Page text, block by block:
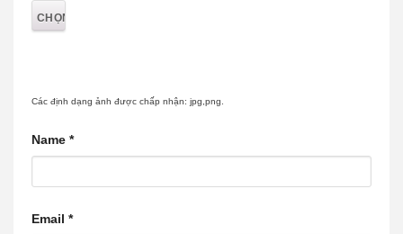
Các định dạng ảnh được chấp nhận: jpg,png.
Name *
Email *